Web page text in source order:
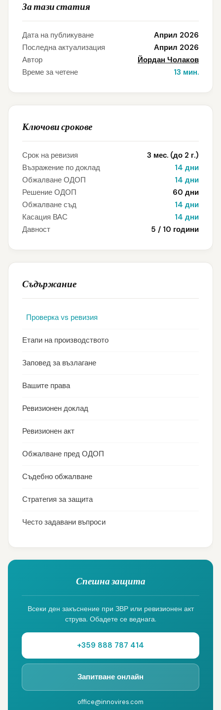
За тази статия
Дата на публикуване
Април 2026
Последна актуализация
Април 2026
Автор
Йордан Чолаков
Време за четене
13 мин.
Ключови срокове
Срок на ревизия
3 мес. (до 2 г.)
Възражение по доклад
14 дни
Обжалване ОДОП
14 дни
Решение ОДОП
60 дни
Обжалване съд
14 дни
Касация ВАС
14 дни
Давност
5 / 10 години
Съдържание
Проверка vs ревизия
Етапи на производството
Заповед за възлагане
Вашите права
Ревизионен доклад
Ревизионен акт
Обжалване пред ОДОП
Съдебно обжалване
Стратегия за защита
Често задавани въпроси
Спешна защита
Всеки ден закъснение при ЗВР или ревизионен акт
струва. Обадете се веднага.
+359 888 787 414
Запитване онлайн
office@innovires.com